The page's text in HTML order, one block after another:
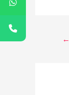
←